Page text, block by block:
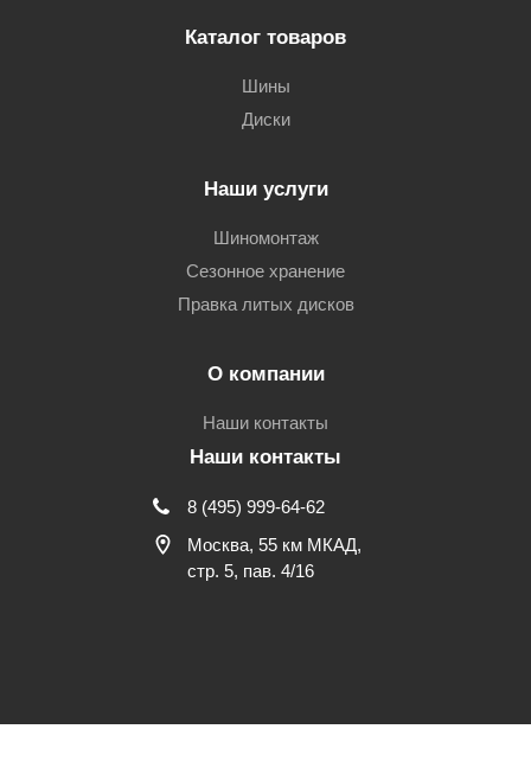
Каталог товаров
Шины
Диски
Наши услуги
Шиномонтаж
Сезонное хранение
Правка литых дисков
О компании
Наши контакты
Наши контакты
8 (495) 999-64-62
Москва, 55 км МКАД,
стр. 5, пав. 4/16